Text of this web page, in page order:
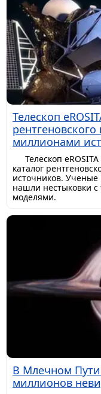
Телескоп
миллионами
Телескоп
каталог
источников. Ученые
нашли нестыковки
моделями.
В Млечном Пути
миллионов